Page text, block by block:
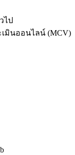
ไป
เมินออนไลน์ (MCV)